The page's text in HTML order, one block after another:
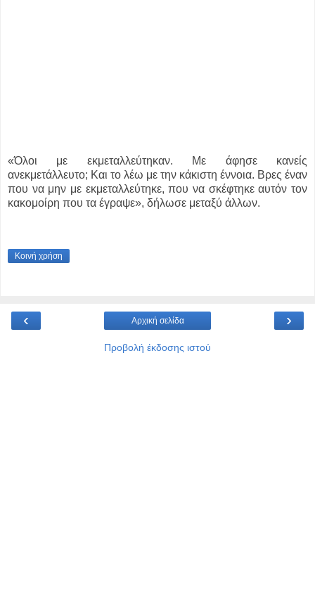
«Όλοι με εκμεταλλεύτηκαν. Με άφησε κανείς
ανεκμετάλλευτο; Και το λέω με την κάκιστη έννοια. Βρες έναν
που να μην με εκμεταλλεύτηκε, που να σκέφτηκε αυτόν τον
κακομοίρη που τα έγραψε», δήλωσε μεταξύ άλλων.
Κοινή χρήση
‹ ›
Αρχική σελίδα
Προβολή έκδοσης ιστού